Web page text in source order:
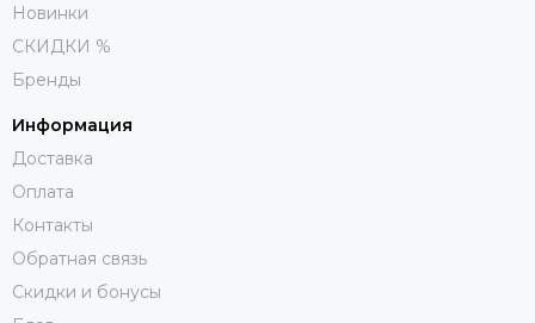
Новинки
СКИДКИ %
Бренды
Информация
Доставка
Оплата
Контакты
Обратная связь
Скидки и бонусы